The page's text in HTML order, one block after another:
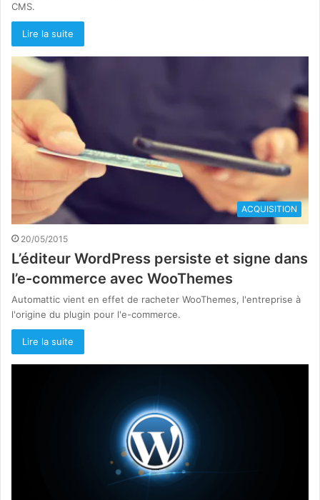
CMS.
Lire la suite
ACQUISITION
20/05/2015
L’éditeur WordPress persiste et signe dans
l’e-commerce avec WooThemes
Automattic vient en effet de racheter WooThemes, l'entreprise à
l'origine du plugin pour l'e-commerce.
Lire la suite